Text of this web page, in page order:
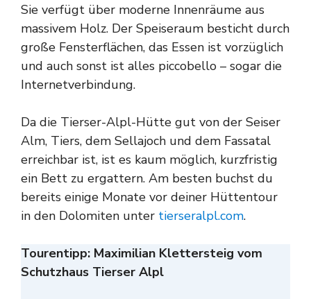
Sie verfügt über moderne Innenräume aus
massivem Holz. Der Speiseraum besticht durch
große Fensterflächen, das Essen ist vorzüglich
und auch sonst ist alles piccobello – sogar die
Internetverbindung.
Da die Tierser-Alpl-Hütte gut von der Seiser
Alm, Tiers, dem Sellajoch und dem Fassatal
erreichbar ist, ist es kaum möglich, kurzfristig
ein Bett zu ergattern. Am besten buchst du
bereits einige Monate vor deiner Hüttentour
in den Dolomiten unter tierseralpl.com.
Tourentipp: Maximilian Klettersteig vom
Schutzhaus Tierser Alpl